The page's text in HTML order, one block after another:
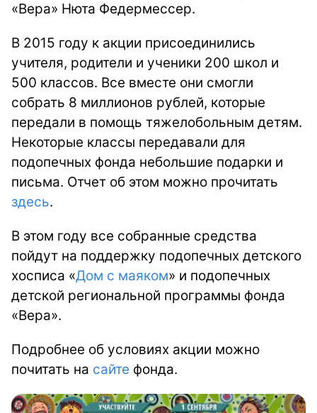
«Вера» Нюта Федермессер.
В 2015 году к акции присоединились
учителя, родители и ученики 200 школ и
500 классов. Все вместе они смогли
собрать 8 миллионов рублей, которые
передали в помощь тяжелобольным детям.
Некоторые классы передавали для
подопечных фонда небольшие подарки и
письма. Отчет об этом можно прочитать
здесь.
В этом году все собранные средства
пойдут на поддержку подопечных детского
хосписа «Дом с маяком» и подопечных
детской региональной программы фонда
«Вера».
Подробнее об условиях акции можно
почитать на сайте фонда.